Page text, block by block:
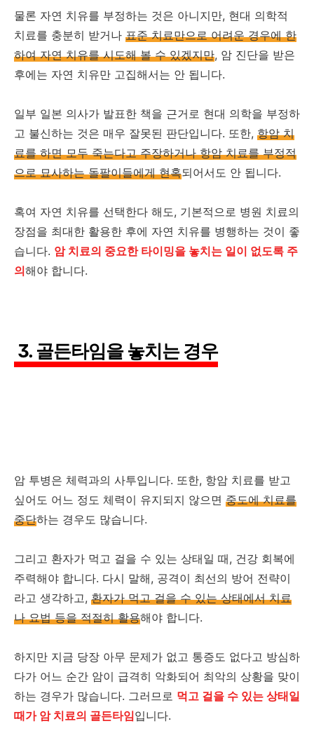
물론 자연 치유를 부정하는 것은 아니지만, 현대 의학적
치료를 충분히 받거나 표준 치료만으로 어려운 경우에 한
하여 자연 치유를 시도해 볼 수 있겠지만, 암 진단을 받은
후에는 자연 치유만 고집해서는 안 됩니다.
일부 일본 의사가 발표한 책을 근거로 현대 의학을 부정하
고 불신하는 것은 매우 잘못된 판단입니다. 또한, 항암 치
료를 하면 모두 죽는다고 주장하거나 항암 치료를 부정적
으로 묘사하는 돌팔이들에게 현혹되어서도 안 됩니다.
혹여 자연 치유를 선택한다 해도, 기본적으로 병원 치료의
장점을 최대한 활용한 후에 자연 치유를 병행하는 것이 좋
습니다. 암 치료의 중요한 타이밍을 놓치는 일이 없도록 주
의해야 합니다.
3. 골든타임을 놓치는 경우
암 투병은 체력과의 사투입니다. 또한, 항암 치료를 받고
싶어도 어느 정도 체력이 유지되지 않으면 중도에 치료를
중단하는 경우도 많습니다.
그리고 환자가 먹고 걸을 수 있는 상태일 때, 건강 회복에
주력해야 합니다. 다시 말해, 공격이 최선의 방어 전략이
라고 생각하고, 환자가 먹고 걸을 수 있는 상태에서 치료
나 요법 등을 적절히 활용해야 합니다.
하지만 지금 당장 아무 문제가 없고 통증도 없다고 방심하
다가 어느 순간 암이 급격히 악화되어 최악의 상황을 맞이
하는 경우가 많습니다. 그러므로 먹고 걸을 수 있는 상태일
때가 암 치료의 골든타임입니다.